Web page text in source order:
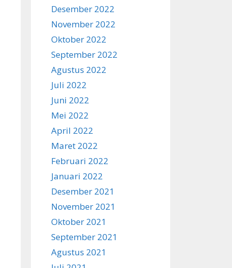
Desember 2022
November 2022
Oktober 2022
September 2022
Agustus 2022
Juli 2022
Juni 2022
Mei 2022
April 2022
Maret 2022
Februari 2022
Januari 2022
Desember 2021
November 2021
Oktober 2021
September 2021
Agustus 2021